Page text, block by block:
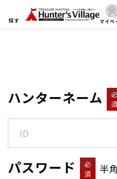
探す マイペ
ハンターネーム
須
パスワード
必
須
半